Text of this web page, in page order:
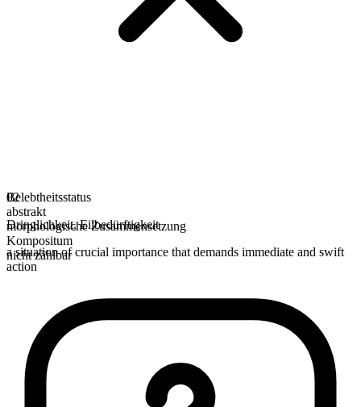
Belebtheitsstatus
abstrakt
morphologische Zusammensetzung
Kompositum
nicht zählbar
02
Dringlichkeit,Eilbedürftigkeit
a situation of crucial importance that demands immediate and swift
action